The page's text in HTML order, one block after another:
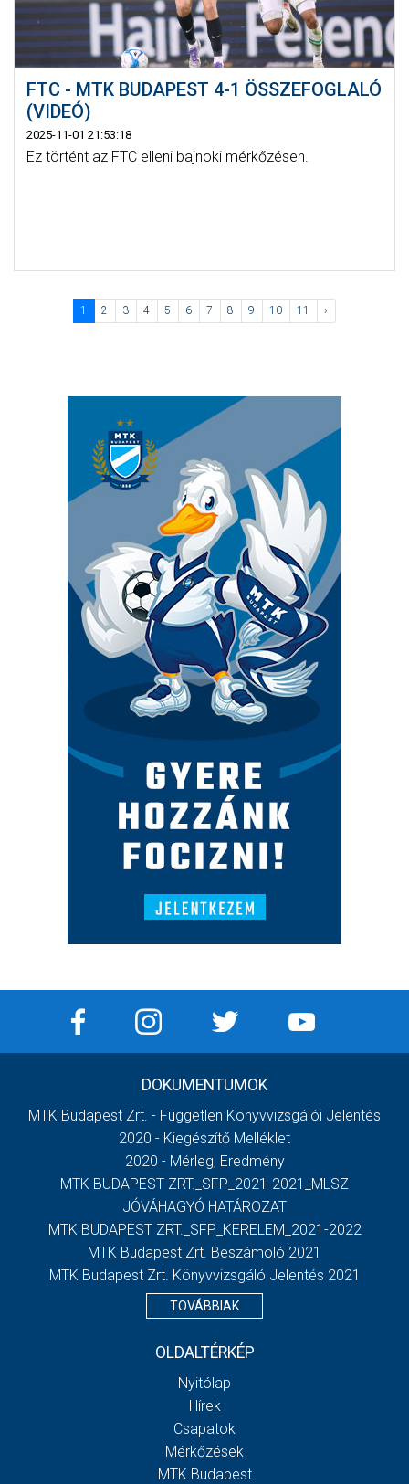
FTC - MTK BUDAPEST 4-1 ÖSSZEFOGLALÓ
(VIDEÓ)
2025-11-01 21:53:18
Ez történt az FTC elleni bajnoki mérkőzésen.
1 2 3 4 5 6 7 8 9 10 11 ›
DOKUMENTUMOK
MTK Budapest Zrt. - Független Könyvvizsgálói Jelentés
2020 - Kiegészítő Melléklet
2020 - Mérleg, Eredmény
MTK BUDAPEST ZRT._SFP_2021-2021_MLSZ
JÓVÁHAGYÓ HATÁROZAT
MTK BUDAPEST ZRT._SFP_KERELEM_2021-2022
MTK Budapest Zrt. Beszámoló 2021
MTK Budapest Zrt. Könyvvizsgáló Jelentés 2021
TOVÁBBIAK
OLDALTÉRKÉP
Nyitólap
Hírek
Csapatok
Mérkőzések
MTK Budapest